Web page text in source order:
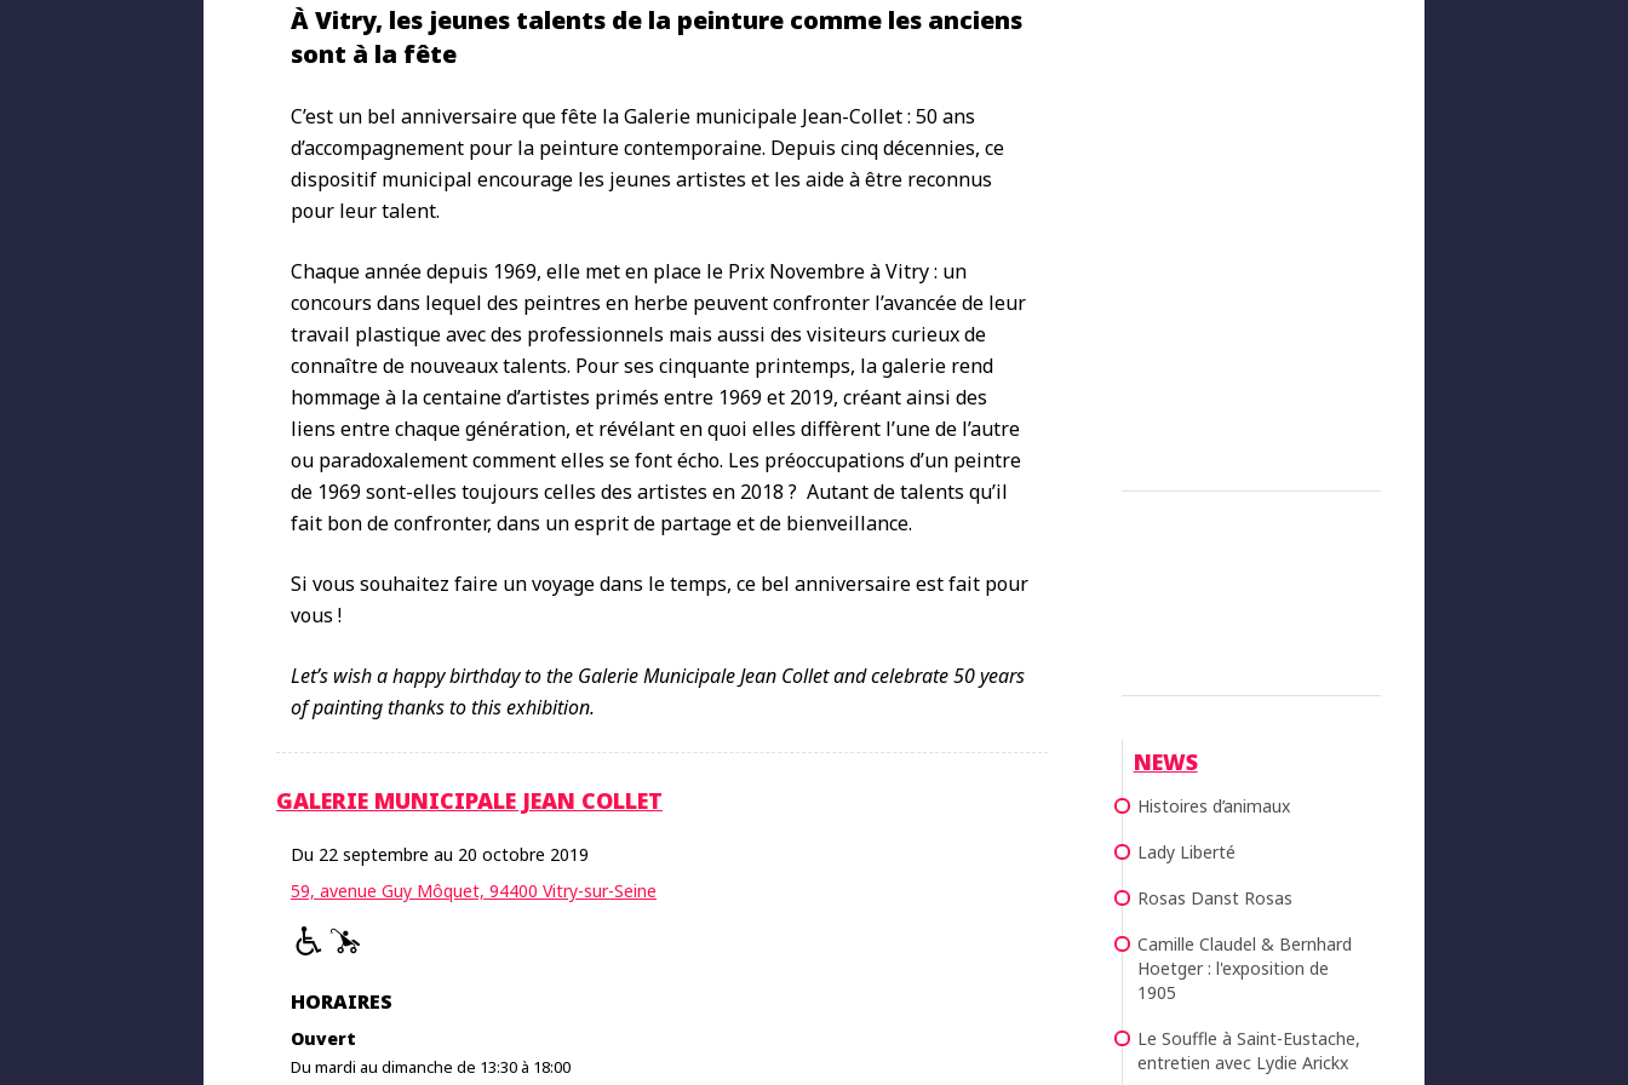
À Vitry, les jeunes talents de la peinture comme les anciens
sont à la fête
C’est un bel anniversaire que fête la Galerie municipale Jean-Collet : 50 ans
d’accompagnement pour la peinture contemporaine. Depuis cinq décennies, ce
dispositif municipal encourage les jeunes artistes et les aide à être reconnus
pour leur talent.
Chaque année depuis 1969, elle met en place le Prix Novembre à Vitry : un
concours dans lequel des peintres en herbe peuvent confronter l’avancée de leur
travail plastique avec des professionnels mais aussi des visiteurs curieux de
connaître de nouveaux talents. Pour ses cinquante printemps, la galerie rend
hommage à la centaine d’artistes primés entre 1969 et 2019, créant ainsi des
liens entre chaque génération, et révélant en quoi elles diffèrent l’une de l’autre
ou paradoxalement comment elles se font écho. Les préoccupations d’un peintre
de 1969 sont-elles toujours celles des artistes en 2018 ? Autant de talents qu’il
fait bon de confronter, dans un esprit de partage et de bienveillance.
Si vous souhaitez faire un voyage dans le temps, ce bel anniversaire est fait pour
vous !
Let’s wish a happy birthday to the Galerie Municipale Jean Collet and celebrate 50 years
of painting thanks to this exhibition.
GALERIE MUNICIPALE JEAN COLLET
Du 22 septembre au 20 octobre 2019
59, avenue Guy Môquet, 94400 Vitry-sur-Seine
HORAIRES
Ouvert
Du mardi au dimanche de 13:30 à 18:00
NEWS
Histoires d’animaux
Lady Liberté
Rosas Danst Rosas
Camille Claudel & Bernhard
Hoetger : l'exposition de
1905
Le Souffle à Saint-Eustache,
entretien avec Lydie Arickx